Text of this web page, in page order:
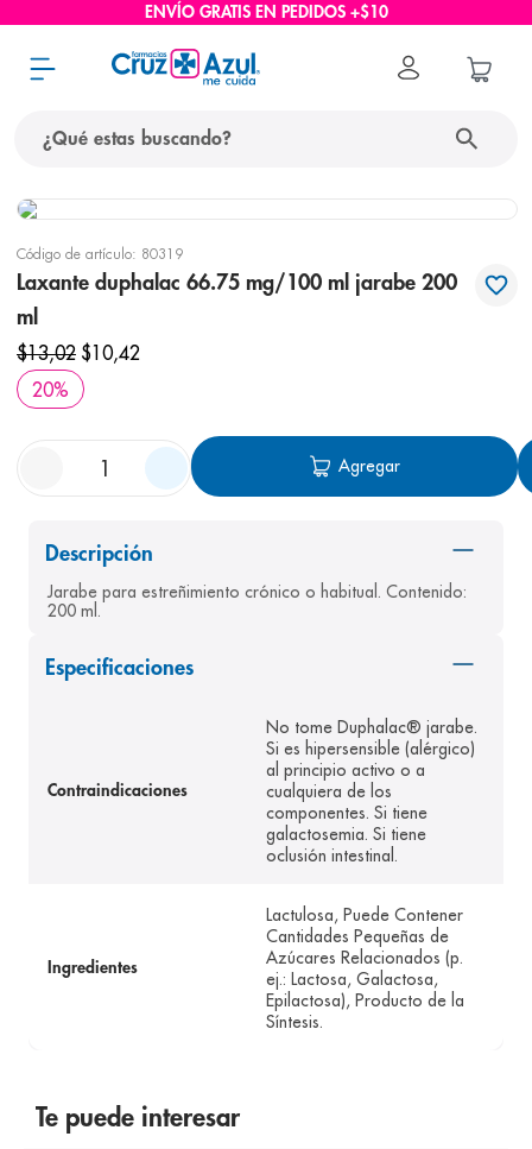
ENVÍO GRATIS EN PEDIDOS +$10
Código de artículo: 80319
Laxante duphalac 66.75 mg/100 ml jarabe 200
ml
$13,02 $10,42
20%
Agregar
Descripción
Jarabe para estreñimiento crónico o habitual. Contenido:
200 ml.
Especificaciones
Contraindicaciones
No tome Duphalac® jarabe.
Si es hipersensible (alérgico)
al principio activo o a
cualquiera de los
componentes. Si tiene
galactosemia. Si tiene
oclusión intestinal.
Ingredientes
Lactulosa, Puede Contener
Cantidades Pequeñas de
Azúcares Relacionados (p.
ej.: Lactosa, Galactosa,
Epilactosa), Producto de la
Síntesis.
Te puede interesar
términos más buscados
protector solar
3. eucerin
4. cerave
shampoo
8. panolini
9. pediasure